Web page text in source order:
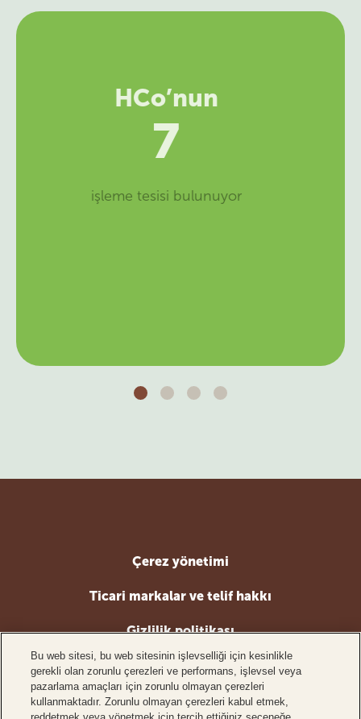
HCo
Ferrero HCo bahçesi işletiyor
Çerez yönetimi
Ticari markalar ve telif hakkı
Gizlilik politikası
Sıkça sorulan sorular
Bu web sitesi, bu web sitesinin işlevselliği için kesinlikle
gerekli olan zorunlu çerezleri ve performans, işlevsel veya
pazarlama amaçları için zorunlu olmayan çerezleri
kullanmaktadır. Zorunlu olmayan çerezleri kabul etmek,